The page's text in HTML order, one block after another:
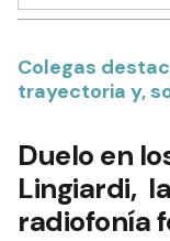
Colegas
trayectoria y,
Duelo en
Lingiardi,
radiofonía